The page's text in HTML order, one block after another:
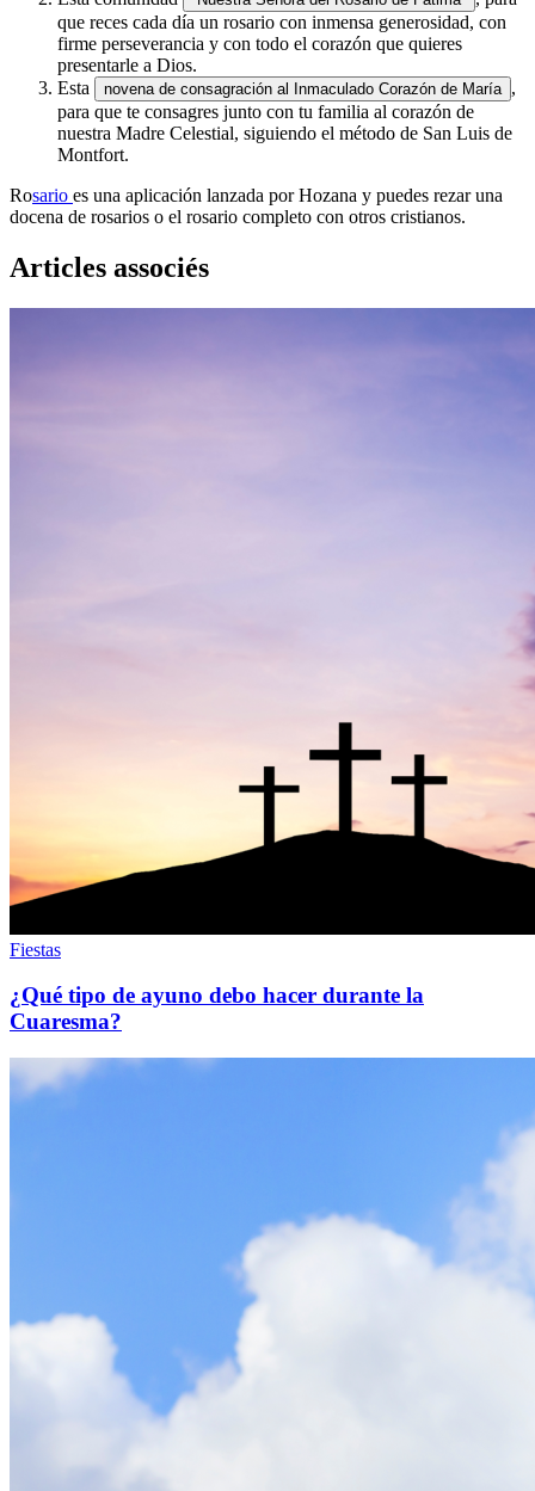
que reces cada día un rosario con inmensa generosidad, con
firme perseverancia y con todo el corazón que quieres
presentarle a Dios.
Esta
novena de consagración al Inmaculado Corazón de María ,
para que te consagres junto con tu familia al corazón de
nuestra Madre Celestial, siguiendo el método de San Luis de
Montfort.
Rosario es una aplicación lanzada por Hozana y puedes rezar una
docena de rosarios o el rosario completo con otros cristianos.
Articles associés
Fiestas
¿Qué tipo de ayuno debo hacer durante la
Cuaresma?